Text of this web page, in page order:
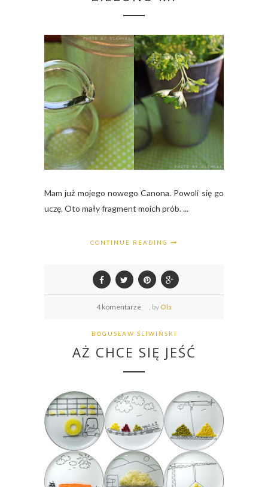
Mam już mojego nowego Canona. Powoli się go
uczę. Oto mały fragment moich prób. ...
CONTINUE READING
4 komentarze , by Ola
BOGUSŁAW ŚLIWIŃSKI
AŻ CHCE SIĘ JEŚĆ